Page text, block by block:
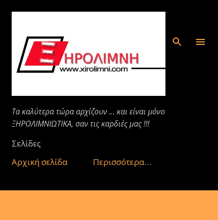
Μετάβαση στο κύριο περιεχόμενο
Τα καλύτερα τώρα αρχίζουν ... και είναι μόνο
ΞΗΡΟΛΙΜΝΙΩΤΙΚΑ, σαν τις καρδιές μας !!!
Σελίδες
Αρχική σελίδα
Περισσότερα…